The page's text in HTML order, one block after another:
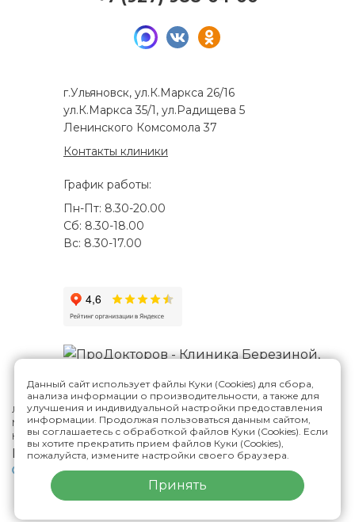
г.Ульяновск, ул.К.Маркса 26/16
ул.К.Маркса 35/1, ул.Радищева 5
Ленинского Комсомола 37
Контакты клиники
График работы:
Пн-Пт: 8.30-20.00
Сб: 8.30-18.00
Вс: 8.30-17.00
Лицензия №Л041-01188-73/00287807
Многопрофильная клиника Н.Березиной в Ульяновске © 2026
Карта сайта
Версия сайта для слабовидящих
Политика конфиденциальности
Данный сайт использует файлы Куки (Cookies) для сбора,
анализа информации о производительности, а также для
улучшения и индивидуальной настройки предоставления
информации. Продолжая пользоваться данным сайтом,
вы соглашаетесь с обработкой файлов Куки (Cookies). Если
вы хотите прекратить прием файлов Куки (Cookies),
пожалуйста, измените настройки своего браузера.
Принять